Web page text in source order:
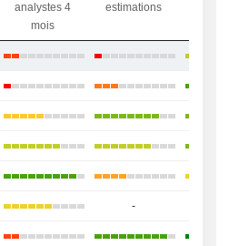
analystes 4
mois
estimations
-